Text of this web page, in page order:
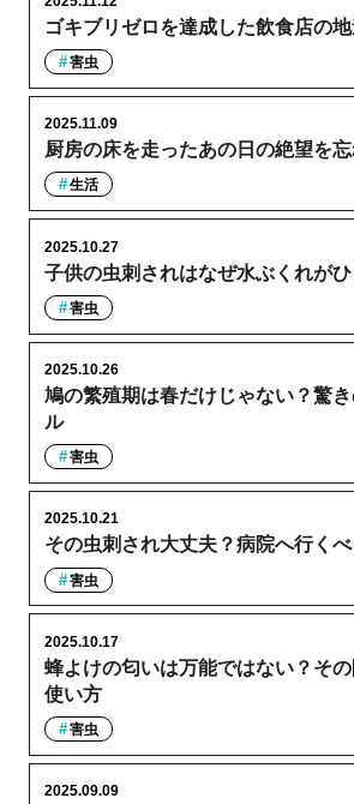
ゴキブリゼロを達成した飲食店の
害虫
厨房の床を走ったあの日の絶望を
2025.11.09
生活
子供の虫刺されはなぜ水ぶくれが
2025.10.27
害虫
鳩の繁殖期は春だけじゃない？驚
ル
2025.10.26
害虫
その虫刺され大丈夫？病院へ行く
2025.10.21
害虫
蜂よけの匂いは万能ではない？そ
使い方
2025.10.17
害虫
2025.09.09